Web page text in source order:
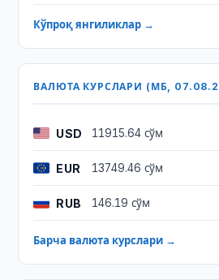
Кўпроқ янгиликлар →
ВАЛЮТА КУРСЛАРИ (МБ,
USD 11915.64 сўм
EUR 13749.46 сўм
RUB 146.19 сўм
Барча валюта курслари →